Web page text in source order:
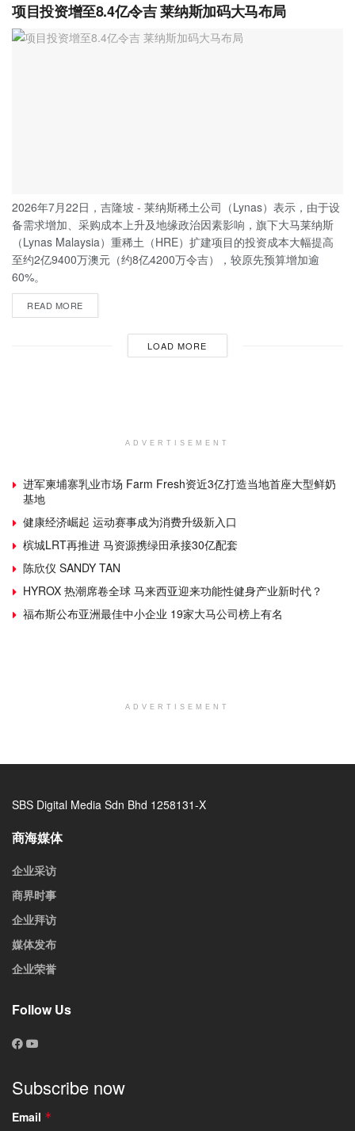
项目投资增至8.4亿令吉 莱纳斯加码大马布局
2026年7月22日，吉隆坡 - 莱纳斯稀土公司（Lynas）表示，由于设
备需求增加、采购成本上升及地缘政治因素影响，旗下大马莱纳斯
（Lynas Malaysia）重稀土（HRE）扩建项目的投资成本大幅提高
至约2亿9400万澳元（约8亿4200万令吉），较原先预算增加逾
60%。
READ MORE
LOAD MORE
ADVERTISEMENT
进军柬埔寨乳业市场 Farm Fresh资近3亿打造当地首座大型鲜奶
基地
健康经济崛起 运动赛事成为消费升级新入口
槟城LRT再推进 马资源携绿田承接30亿配套
陈欣仪 SANDY TAN
HYROX 热潮席卷全球 马来西亚迎来功能性健身产业新时代？
福布斯公布亚洲最佳中小企业 19家大马公司榜上有名
ADVERTISEMENT
SBS Digital Media Sdn Bhd 1258131-X
商海媒体
企业采访
商界时事
企业拜访
媒体发布
企业荣誉
Follow Us
Subscribe now
Email *